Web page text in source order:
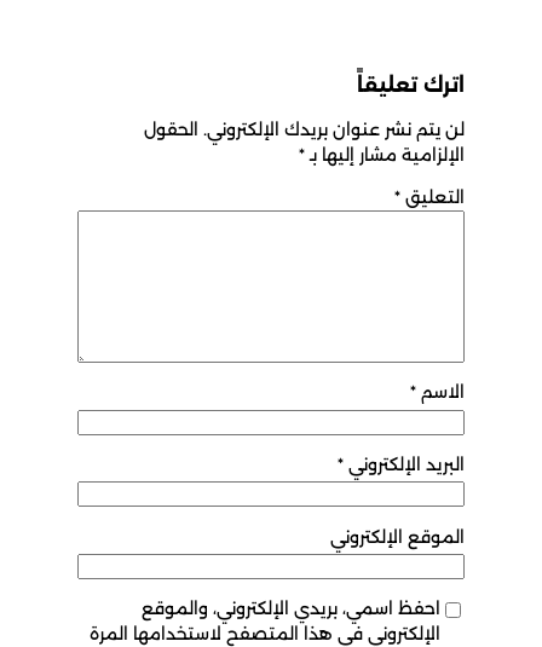
اترك تعليقاً
لن يتم نشر عنوان بريدك الإلكتروني. الحقول
الإلزامية مشار إليها بـ*
التعليق *
الاسم *
البريد الإلكتروني *
الموقع الإلكتروني
احفظ اسمي، بريدي الإلكتروني، والموقع
الإلكتروني في هذا المتصفح لاستخدامها المرة